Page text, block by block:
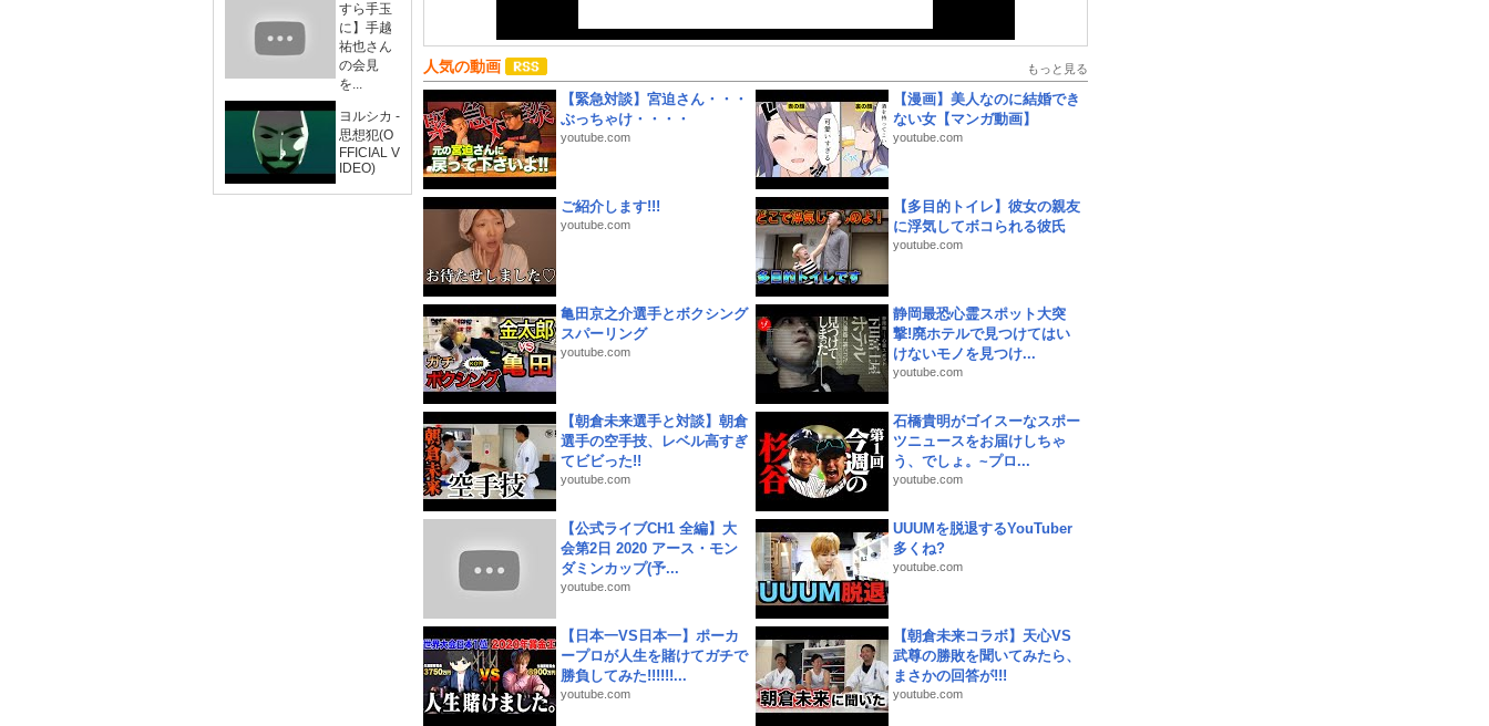
すら手玉
に】手越
祐也さん
の会見
を...
ヨルシカ -
思想犯(O
FFICIAL V
IDEO)
人気の動画 もっと見る
【緊急対談】宮迫さん・・・
ぶっちゃけ・・・・
youtube.com
【漫画】美人なのに結婚でき
ない女【マンガ動画】
youtube.com
ご紹介します!!!
youtube.com
【多目的トイレ】彼女の親友
に浮気してボコられる彼氏
youtube.com
亀田京之介選手とボクシング
スパーリング
youtube.com
静岡最恐心霊スポット大突
撃!廃ホテルで見つけてはい
けないモノを見つけ...
youtube.com
【朝倉未来選手と対談】朝倉
選手の空手技、レベル高すぎ
てビビった!!
youtube.com
石橋貴明がゴイスーなスポー
ツニュースをお届けしちゃ
う、でしょ。~プロ...
youtube.com
【公式ライブCH1 全編】大
会第2日 2020 アース・モン
ダミンカップ(予...
youtube.com
UUUMを脱退するYouTuber
多くね?
youtube.com
【日本一VS日本一】ポーカ
ープロが人生を賭けてガチで
勝負してみた!!!!!!...
youtube.com
【朝倉未来コラボ】天心VS
武尊の勝敗を聞いてみたら、
まさかの回答が!!!
youtube.com